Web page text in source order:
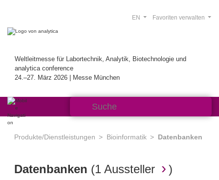
Weltleitmesse für Labortechnik, Analytik, Biotechnologie und
analytica conference
24.–27. März 2026 | Messe München
Favoriten verwalten
EN
Produkte/Dienstleistungen Bioinformatik Datenbanken
Datenbanken (1 Aussteller )